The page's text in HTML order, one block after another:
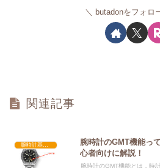
butadonをフォロ
関連記事
腕時計のGMT機能っ
心者向けに解説！
腕時計のGMT機能とは，時